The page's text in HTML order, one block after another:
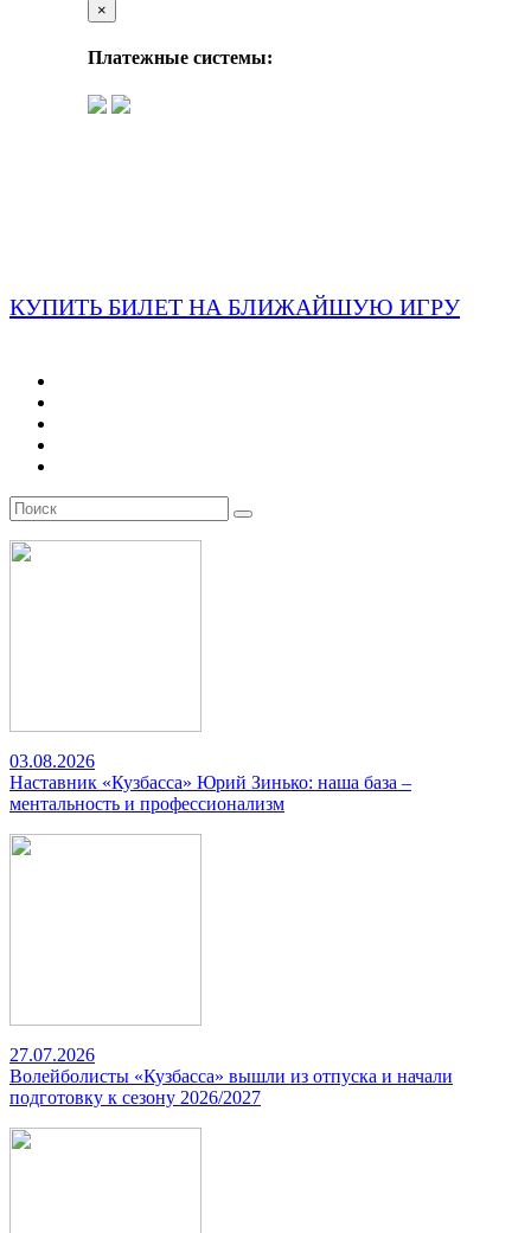
×
Платежные системы:
КУПИТЬ БИЛЕТ НА БЛИЖАЙШУЮ ИГРУ
03.08.2026
Наставник «Кузбасса» Юрий Зинько: наша база –
ментальность и профессионализм
27.07.2026
Волейболисты «Кузбасса» вышли из отпуска и начали
подготовку к сезону 2026/2027